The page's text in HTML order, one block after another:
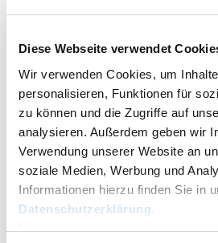
Diese Webseite verwendet
Wir verwenden Cookies, um
personalisieren, Funktionen für
zu können und die Zugriffe auf
analysieren. Außerdem geben wir
Verwendung unserer Website an
soziale Medien, Werbung und
Informationen hierzu finden Sie in
Datenschutzerklärung.
Impressum